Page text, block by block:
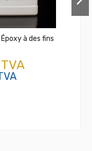
à des fins